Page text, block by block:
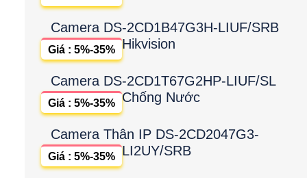
Camera DS-2CD1B47G3H-LIUF/SRB
Hikvision
Giá : 5%-35%
Camera DS-2CD1T67G2HP-LIUF/SL
Chống Nước
Giá : 5%-35%
Camera Thân IP DS-2CD2047G3-
LI2UY/SRB
Giá : 5%-35%